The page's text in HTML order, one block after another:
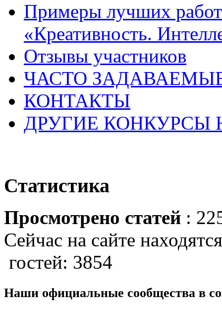
Примеры лучших работ
«Креативность.
Отзывы участников
ЧАСТО
КОНТАКТЫ
ДРУГИЕ
Статистика
Просмотрено статей :
Сейчас на сайте
гостей: 3854
Наши официальные сообщества в